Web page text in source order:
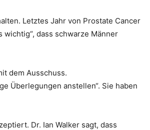
Letztes Jahr von Prostate Cancer
dass schwarze Männer
dem Ausschuss.
Überlegungen anstellen“. Sie haben
Dr. Ian Walker sagt, dass